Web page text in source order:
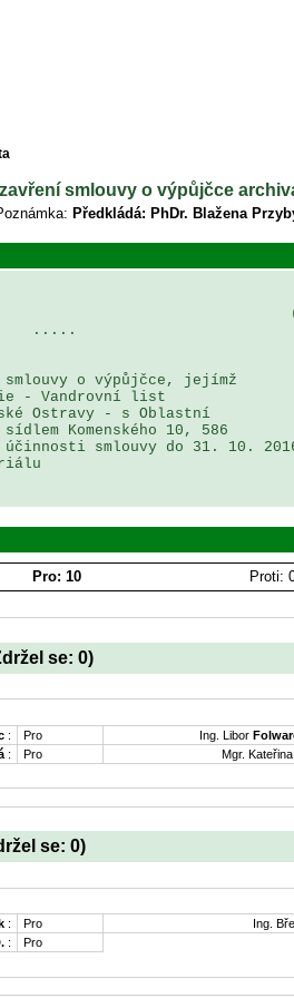
smlouvy o výpůjčce
Předkládá: PhDr. Blažena
(zn.
.....
o výpůjčce, jejímž
- Vandrovní list
Ostravy - s Oblastní
Komenského 10, 586
smlouvy do 31. 10.
Pro: 10 Proti:
se: 0)
: Pro Ing. Libor
: Pro Mgr. Kateřina
se: 0)
: Pro Ing.
: Pro